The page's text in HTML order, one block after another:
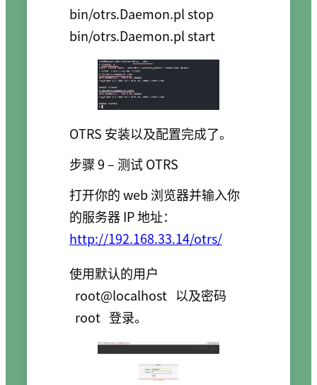
bin/otrs.Daemon.pl stop
OTRS 安装以及配置完成了。
步骤 9 – 测试 OTRS
打开你的 web 浏览器并输入你
的服务器 IP 地址：
http://192.168.33.14/otrs/
使用默认的用户
root@localhost 以及密码
root 登录。